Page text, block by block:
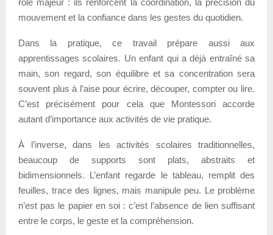
mouvement et la confiance dans les gestes du quotidien.
Dans la pratique, ce travail prépare aussi aux
apprentissages scolaires. Un enfant qui a déjà entraîné sa
main, son regard, son équilibre et sa concentration sera
souvent plus à l’aise pour écrire, découper, compter ou lire.
C’est précisément pour cela que Montessori accorde
autant d’importance aux activités de vie pratique.
À l’inverse, dans les activités scolaires traditionnelles,
beaucoup de supports sont plats, abstraits et
bidimensionnels. L’enfant regarde le tableau, remplit des
feuilles, trace des lignes, mais manipule peu. Le problème
n’est pas le papier en soi : c’est l’absence de lien suffisant
entre le corps, le geste et la compréhension.